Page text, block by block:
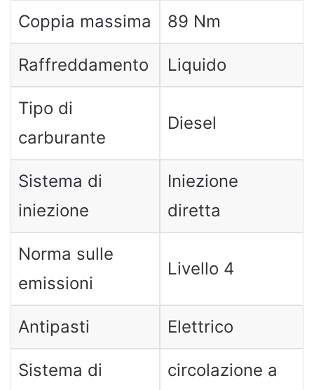
Coppia massima 89 Nm
Raffreddamento Liquido
Tipo di
carburante
Diesel
Sistema di
iniezione
Iniezione
diretta
Norma sulle
emissioni
Livello 4
Antipasti Elettrico
Sistema di
circolazione a